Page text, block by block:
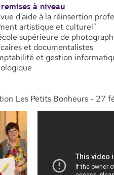
à niveau
d'aide à la réinsertion
artistique et culturel"
supérieure de
et documentalistes
et gestion
Les Petits Bonheurs - 27